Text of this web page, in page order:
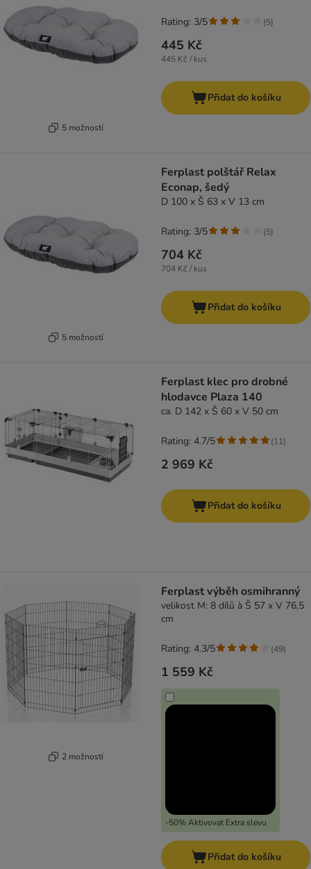
5 možností
445 Kč
445 Kč / kus
Rating: 3/5 (5)
Přidat do košíku
5 možností
Ferplast polštář Relax
Econap, šedý
D 100 x Š 63 x V 13 cm
704 Kč
704 Kč / kus
Rating: 3/5 (5)
Přidat do košíku
Ferplast klec pro drobné
hlodavce Plaza 140
ca. D 142 x Š 60 x V 50 cm
2 969 Kč
Rating: 4.7/5 (11)
Přidat do košíku
2 možností
Ferplast výběh osmihranný
velikost M: 8 dílů à Š 57 x V 76,5
cm
1 559 Kč
-50% Aktivovat Extra slevu
Rating: 4.3/5 (49)
Přidat do košíku